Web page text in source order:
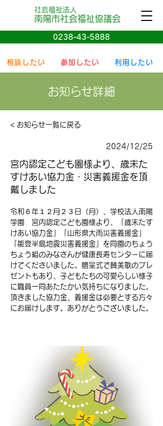
社会福祉法人
南陽市社会福祉協議会
0238-43-5888
参加したい 利用したい
相談したい
お知らせ詳細
< お知らせ一覧に戻る
2024/12/25
宮内認定こども園様より、歳末た
すけあい協力金・災害義援金を頂
戴しました
令和６年１２月２３日（月）、学校法人南陽
学園　宮内認定こども園様より、「歳末たす
けあい協力金」「山形県大雨災害義援金」
「能登半島地震災害義援金」を同園のちょう
ちょう組のみなさんが健康長寿センターに届
けてくださいました。贈呈式で賛美歌のプレ
ゼントもあり、子どもたちの可愛らしい様子
に職員一同あたたかい気持ちになりました。
頂きました協力金、義援金は必要とする方々
にお届けします。ありがとうございました。